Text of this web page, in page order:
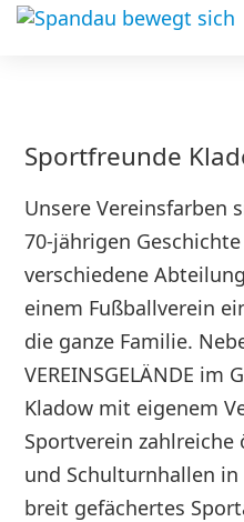
Sportfreunde
Unsere Vereinsfarben
70-jährigen
verschiedene
einem Fußballverein
die ganze Familie.
VEREINSGELÄNDE
Kladow mit eigenem
Sportverein
und Schulturnhallen in
breit gefächertes